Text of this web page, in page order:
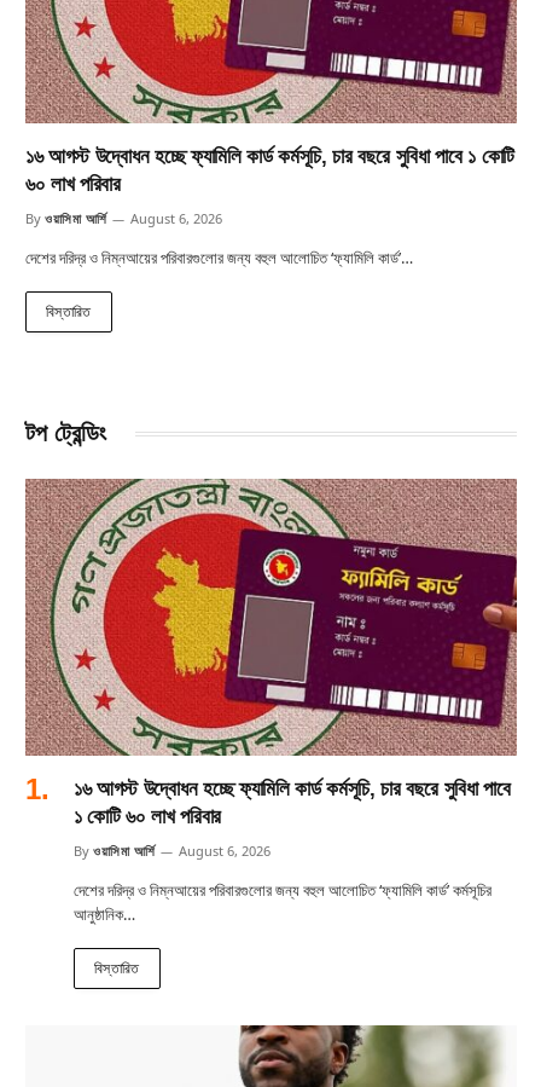
১৬ আগস্ট উদ্বোধন হচ্ছে ফ্যামিলি কার্ড কর্মসূচি, চার বছরে সুবিধা পাবে ১ কোটি
৬০ লাখ পরিবার
By ওয়াসিমা আর্শি August 6, 2026
দেশের দরিদ্র ও নিম্নআয়ের পরিবারগুলোর জন্য বহুল আলোচিত ‘ফ্যামিলি কার্ড’…
বিস্তারিত
টপ ট্রেন্ডিং
১৬ আগস্ট উদ্বোধন হচ্ছে ফ্যামিলি কার্ড কর্মসূচি, চার বছরে সুবিধা পাবে
১ কোটি ৬০ লাখ পরিবার
By ওয়াসিমা আর্শি August 6, 2026
দেশের দরিদ্র ও নিম্নআয়ের পরিবারগুলোর জন্য বহুল আলোচিত ‘ফ্যামিলি কার্ড’ কর্মসূচির
আনুষ্ঠানিক…
বিস্তারিত